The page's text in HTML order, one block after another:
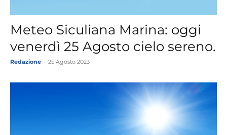
Meteo Siculiana Marina: oggi
venerdì 25 Agosto cielo sereno.
Redazione 25 Agosto 2023